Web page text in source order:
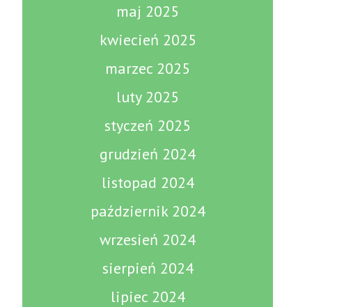
maj 2025
kwiecień 2025
marzec 2025
luty 2025
styczeń 2025
grudzień 2024
listopad 2024
październik 2024
wrzesień 2024
sierpień 2024
lipiec 2024